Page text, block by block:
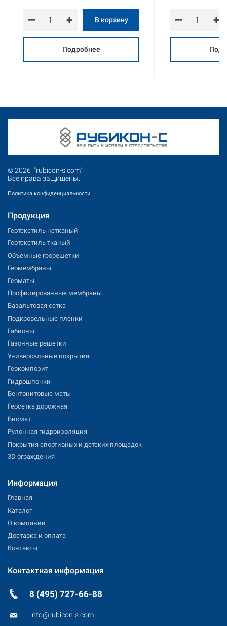
— + В корзину
Подробнее
— +
© 2026 "rubicon-s.com".
Все права защищены.
Политика конфиденциальности
Продукция
Геотекстиль нетканый
Геотекстиль тканый
Объемные георешетки
Геомембраны
Геоматы
Профилированные мембраны
Базальтовая сетка
Подкровельные пленки
Габионы
Газонные решетки
Универсальные покрытия
Геокомпозит
Гидрошпонки
Бентонитовые маты
Геосетка дорожная
Биомат
Рулонная гидроизоляция
Покрытия спортивных и детских площадок
3D ограждения
Информация
Главная
Каталог
О компании
Доставка и оплата
Контакты
Контактная информация
8 (495) 727-66-88
info@rubicon-s.com